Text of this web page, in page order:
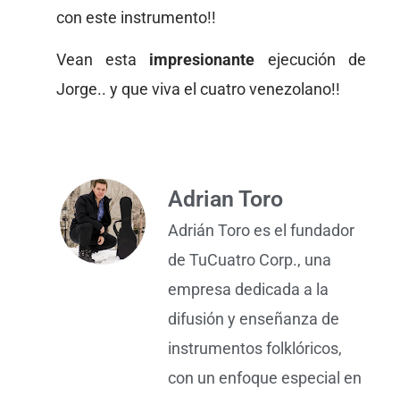
con este instrumento!!
Vean esta impresionante ejecución de
Jorge.. y que viva el cuatro venezolano!!
Adrian Toro
Adrián Toro es el fundador
de TuCuatro Corp., una
empresa dedicada a la
difusión y enseñanza de
instrumentos folklóricos,
con un enfoque especial en